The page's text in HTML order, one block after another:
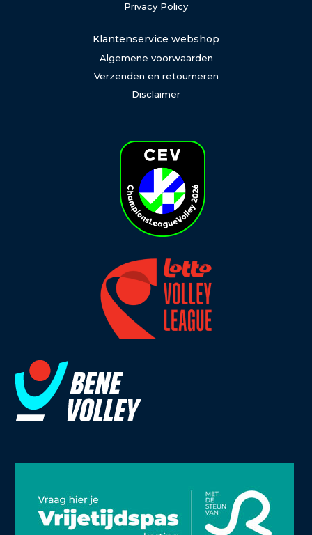
Privacy Policy
Klantenservice webshop
Algemene voorwaarden
Verzenden en retourneren
Disclaimer